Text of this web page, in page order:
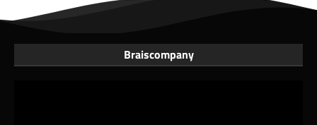
Braiscompany